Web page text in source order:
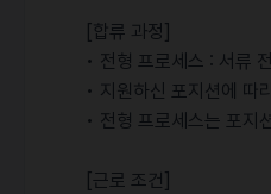
[합류 과정]
• 전형 프로세스 : 서류
• 지원하신 포지션에 따
• 전형 프로세스는 포지
[근로 조건]